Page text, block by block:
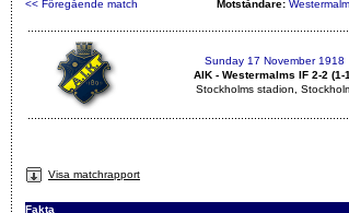
<< Föregående match
Motståndare:
Sunday 17 November 1918
AIK - Westermalms IF 2-2 (1-
Stockholms stadion,
Visa matchrapport
Fakta